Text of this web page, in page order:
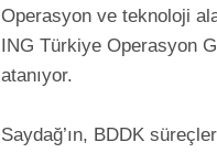
Operasyon ve teknoloji
ING Türkiye Operasyon
atanıyor.
Saydağ’ın, BDDK